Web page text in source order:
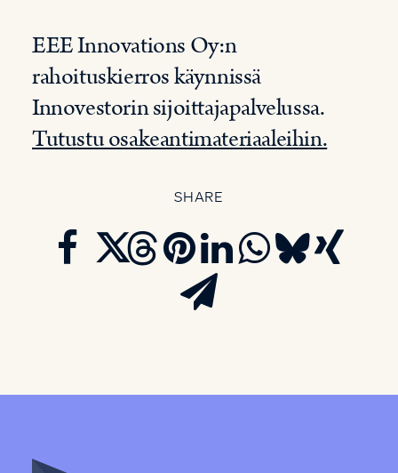
EEE Innovations Oy:n
rahoituskierros käynnissä
Innovestorin sijoittajapalvelussa.
Tutustu osakeantimateriaaleihin.
SHARE